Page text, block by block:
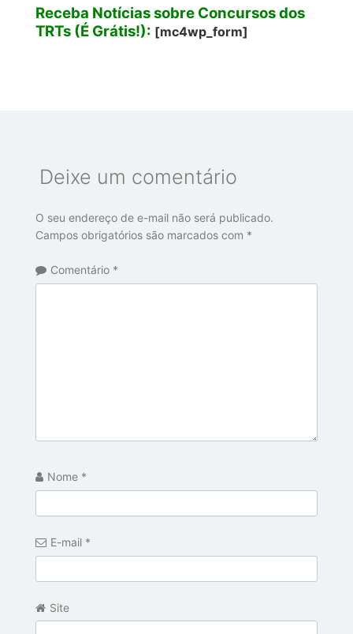
Receba Notícias sobre Concursos dos
TRTs (É Grátis!): [mc4wp_form]
Deixe um comentário
O seu endereço de e-mail não será publicado.
Campos obrigatórios são marcados com *
Comentário *
Nome *
E-mail *
Site